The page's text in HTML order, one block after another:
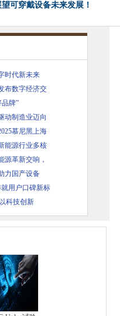
可穿戴设备未来发展！
时代新未来
布数字经济交
牌”
动制造业迈向
慕尼黑上海
能源行业多核
源革新交响，
力国产设备
用户口碑新标
科技创新